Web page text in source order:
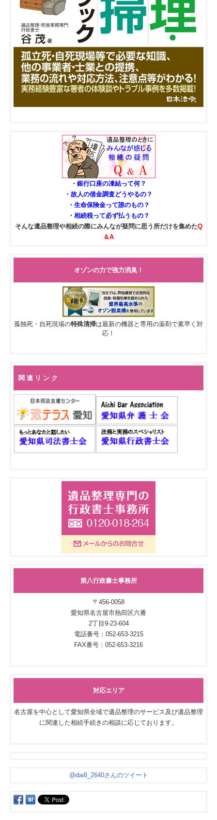
・銀行口座の凍結って何？
・故人の借金調査どうやるの？
・生命保険金って誰のもの？
・相続税って必ず払うもの？
そんな遺品整理や相続の際にみんなが疑問に思う所だけを集めたQ
＆A
オゾンの力で強力消臭！
孤独死・自死現場の特殊清掃は最新の機器と専用の薬剤で素早く対
応！
関 連 リ ン ク
第八行政書士事務所
〒456-0058
愛知県名古屋市熱田区六番
2丁目9-23-604
電話番号：052-653-3215
FAX番号：052-653-3216
対応エリア
名古屋を中心として愛知県全域で遺品整理のサービス及び遺品整理
に関連した相続手続きの相談に応じております。
@dai8_2640さんのツイート